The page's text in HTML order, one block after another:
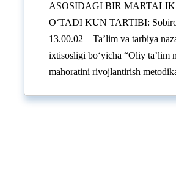
ASOSIDAGI BIR
O‘TADI KUN TARTIBI:
13.00.02 – Ta’lim va tarbiya
ixtisosligi bo‘yicha “Oliy ta’lim
mahoratini rivojlantirish